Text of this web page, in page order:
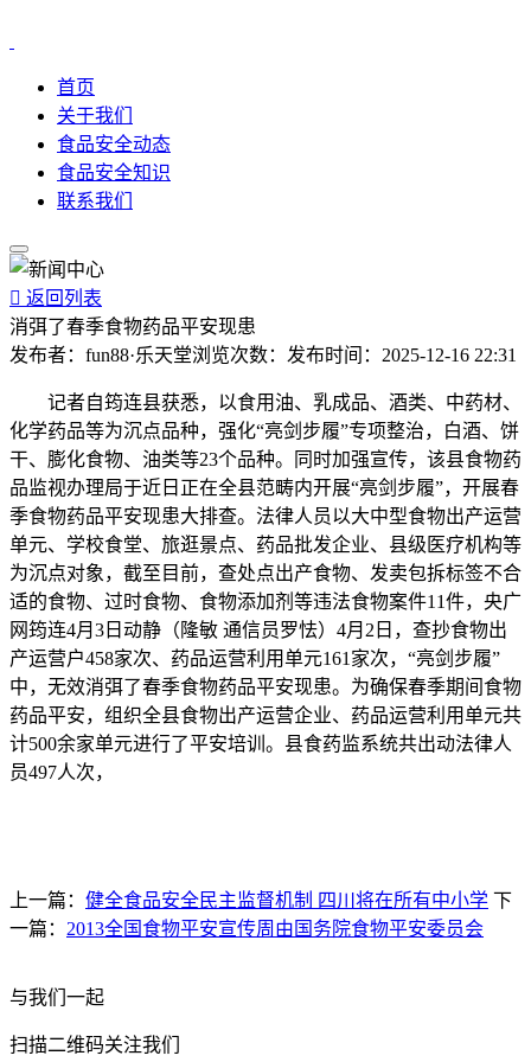
首页
关于我们
食品安全动态
食品安全知识
联系我们
 返回列表
消弭了春季食物药品平安现患
发布者： fun88·乐天堂浏览次数： 发布时间： 2025-12-16 22:31
记者自筠连县获悉，以食用油、乳成品、酒类、中药材、
化学药品等为沉点品种，强化“亮剑步履”专项整治，白酒、饼
干、膨化食物、油类等23个品种。同时加强宣传，该县食物药
品监视办理局于近日正在全县范畴内开展“亮剑步履”，开展春
季食物药品平安现患大排查。法律人员以大中型食物出产运营
单元、学校食堂、旅逛景点、药品批发企业、县级医疗机构等
为沉点对象，截至目前，查处点出产食物、发卖包拆标签不合
适的食物、过时食物、食物添加剂等违法食物案件11件，央广
网筠连4月3日动静（隆敏 通信员罗怯）4月2日，查抄食物出
产运营户458家次、药品运营利用单元161家次，“亮剑步履”
中，无效消弭了春季食物药品平安现患。为确保春季期间食物
药品平安，组织全县食物出产运营企业、药品运营利用单元共
计500余家单元进行了平安培训。县食药监系统共出动法律人
员497人次，
上一篇： 健全食品安全民主监督机制 四川将在所有中小学 下
一篇： 2013全国食物平安宣传周由国务院食物平安委员会
与我们一起
扫描二维码关注我们